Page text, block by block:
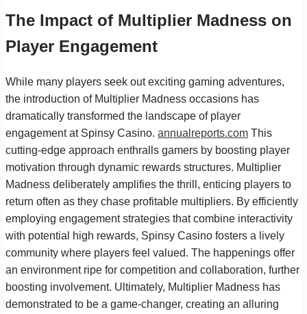
The Impact of Multiplier Madness on
Player Engagement
While many players seek out exciting gaming adventures,
the introduction of Multiplier Madness occasions has
dramatically transformed the landscape of player
engagement at Spinsy Casino. annualreports.com This
cutting-edge approach enthralls gamers by boosting player
motivation through dynamic rewards structures. Multiplier
Madness deliberately amplifies the thrill, enticing players to
return often as they chase profitable multipliers. By efficiently
employing engagement strategies that combine interactivity
with potential high rewards, Spinsy Casino fosters a lively
community where players feel valued. The happenings offer
an environment ripe for competition and collaboration, further
boosting involvement. Ultimately, Multiplier Madness has
demonstrated to be a game-changer, creating an alluring